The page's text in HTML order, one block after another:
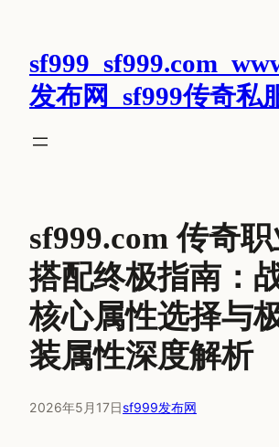
发布网_sf999传奇私
sf999.com 传奇
搭配终极指南：
核心属性选择与
装属性深度解析
2026年5月17日sf999发布网